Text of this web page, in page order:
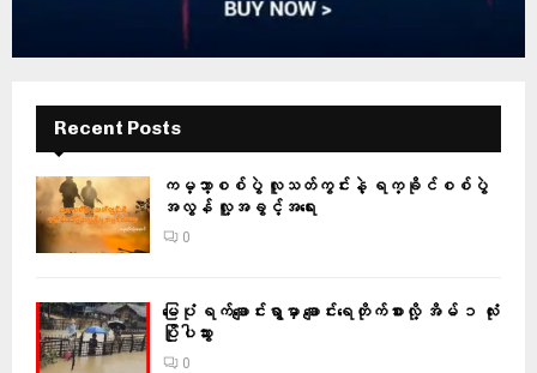
Recent Posts
ကမ္ဘာ့စစ်ပွဲ လူသတ်ကွင်းနဲ့ ရက္ခိုင်စစ်ပွဲ
အလွန် လူ့အခွင့်အရေး
0
မြေပုံ ရက်ချောင်းရွာမှာ ချောင်းရေတိုက်စားလို့ အိမ် ၁ လုံး
ပြိုပါသွား
0